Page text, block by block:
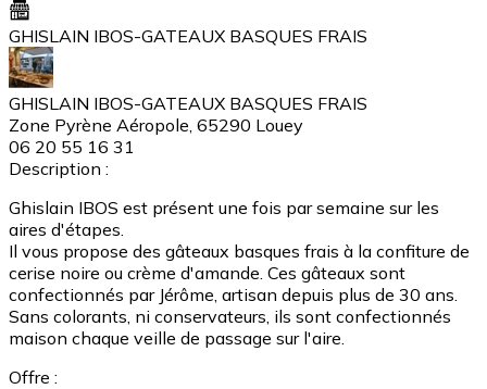
GHISLAIN IBOS-GATEAUX BASQUES FRAIS
GHISLAIN IBOS-GATEAUX BASQUES FRAIS
Zone Pyrène Aéropole, 65290 Louey
06 20 55 16 31
Description :
Ghislain IBOS est présent une fois par semaine sur les
aires d'étapes.
Il vous propose des gâteaux basques frais à la confiture de
cerise noire ou crème d'amande. Ces gâteaux sont
confectionnés par Jérôme, artisan depuis plus de 30 ans.
Sans colorants, ni conservateurs, ils sont confectionnés
maison chaque veille de passage sur l'aire.
Offre :